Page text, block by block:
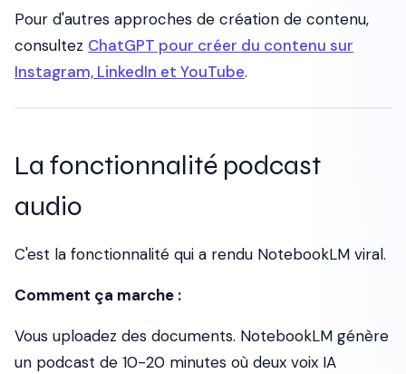
Pour d'autres approches de création de contenu,
consultez ChatGPT pour créer du contenu sur
Instagram, LinkedIn et YouTube.
La fonctionnalité podcast
audio
C'est la fonctionnalité qui a rendu NotebookLM viral.
Comment ça marche :
Vous uploadez des documents. NotebookLM génère
un podcast de 10-20 minutes où deux voix IA